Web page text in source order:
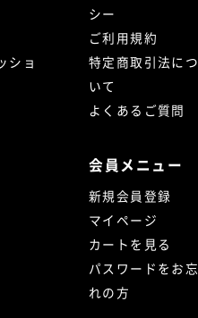
ショ
シー
ご利用規約
特定商取引法につ
いて
よくあるご質問
会員メニュー
新規会員登録
マイページ
カートを見る
パスワードをお忘
れの方